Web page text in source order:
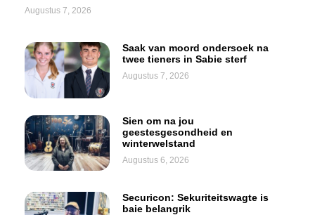
Augustus 7, 2026
Saak van moord ondersoek na
twee tieners in Sabie sterf
Augustus 7, 2026
Sien om na jou
geestesgesondheid en
winterwelstand
Augustus 6, 2026
Securicon: Sekuriteitswagte is
baie belangrik